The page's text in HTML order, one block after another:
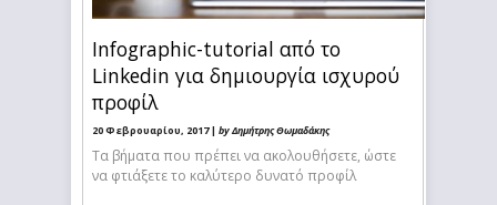
Infographic-tutorial από το
Linkedin για δημιουργία ισχυρού
προφίλ
20 Φεβρουαρίου, 2017 | by Δημήτρης Θωμαδάκης
Τα βήματα που πρέπει να ακολουθήσετε, ώστε
να φτιάξετε το καλύτερο δυνατό προφίλ